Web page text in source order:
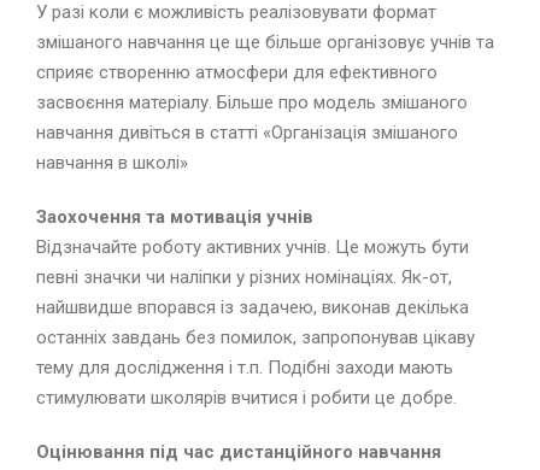
У разі коли є можливість реалізовувати формат
змішаного навчання це ще більше організовує учнів та
сприяє створенню атмосфери для ефективного
засвоєння матеріалу. Більше про модель змішаного
навчання дивіться в статті «Організація змішаного
навчання в школі»
Заохочення та мотивація учнів
Відзначайте роботу активних учнів. Це можуть бути
певні значки чи наліпки у різних номінаціях. Як-от,
найшвидше впорався із задачею, виконав декілька
останніх завдань без помилок, запропонував цікаву
тему для дослідження і т.п. Подібні заходи мають
стимулювати школярів вчитися і робити це добре.
Оцінювання під час дистанційного навчання